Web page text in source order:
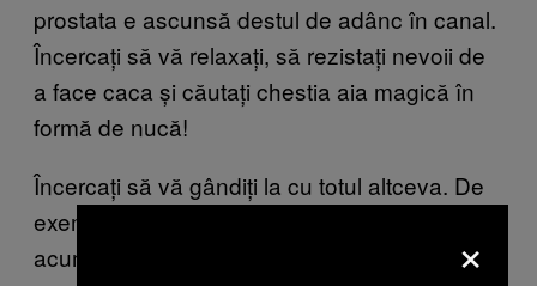
prostata e ascunsă destul de adânc în canal.
Încercați să vă relaxați, să rezistați nevoii de
a face caca și căutați chestia aia magică în
formă de nucă!
Încercați să vă gândiți la cu totul altceva. De
exemplu, la ce-ar zice mama dacă v-ar vedea
acum.
×